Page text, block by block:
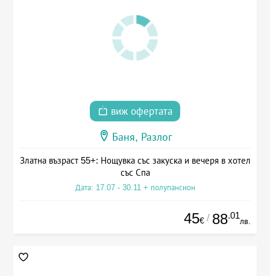
виж офертата
Баня, Разлог
Златна възраст 55+: Нощувка със закуска и вечеря в хотел
със Спа
Дата: 17.07 - 30.11 + полупансион
45€ / 88.01
лв.